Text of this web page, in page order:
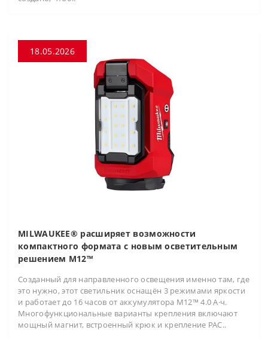
18.05.2026
MILWAUKEE® расширяет возможности
компактного формата с новым осветительным
решением M12™
Созданный для направленного освещения именно там, где
это нужно, этот светильник оснащён 3 режимами яркости
и работает до 16 часов от аккумулятора M12™ 4.0 А·ч.
Многофункциональные варианты крепления включают
мощный магнит, встроенный крюк и крепление PAC..